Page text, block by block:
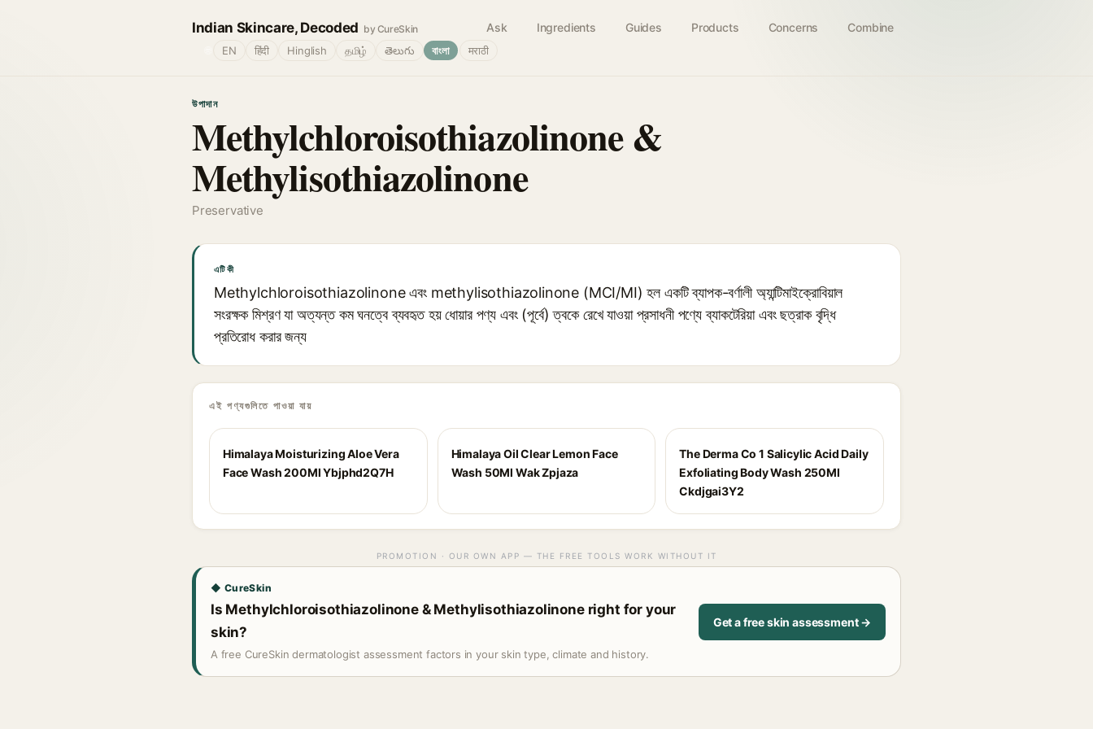
Indian Skincare, Decoded by CureSkin Ask Ingredients Guides Products Concerns Combine
EN हिंदी Hinglish தமிழ் తెలుగు বাংলা मराठी
উপাদান
Methylchloroisothiazolinone &
Methylisothiazolinone
Preservative
এটি কী
Methylchloroisothiazolinone এবং methylisothiazolinone (MCI/MI) হল একটি ব্যাপক-বর্ণালী অ্যান্টিমাইক্রোবিয়াল
সংরক্ষক মিশ্রণ যা অত্যন্ত কম ঘনত্বে ব্যবহৃত হয় ধোয়ার পণ্য এবং (পূর্বে) ত্বকে রেখে যাওয়া প্রসাধনী পণ্যে ব্যাকটেরিয়া এবং ছত্রাক বৃদ্ধি
প্রতিরোধ করার জন্য
এই পণ্যগুলিতে পাওয়া যায়
Himalaya Moisturizing Aloe Vera
Face Wash 200Ml Ybjphd2Q7H
Himalaya Oil Clear Lemon Face
Wash 50Ml Wak Zpjaza
The Derma Co 1 Salicylic Acid Daily
Exfoliating Body Wash 250Ml
Ckdjgai3Y2
PROMOTION · OUR OWN APP — THE FREE TOOLS WORK WITHOUT IT
◆ CureSkin
Is Methylchloroisothiazolinone & Methylisothiazolinone right for your
skin?
A free CureSkin dermatologist assessment factors in your skin type, climate and history.
Get a free skin assessment →